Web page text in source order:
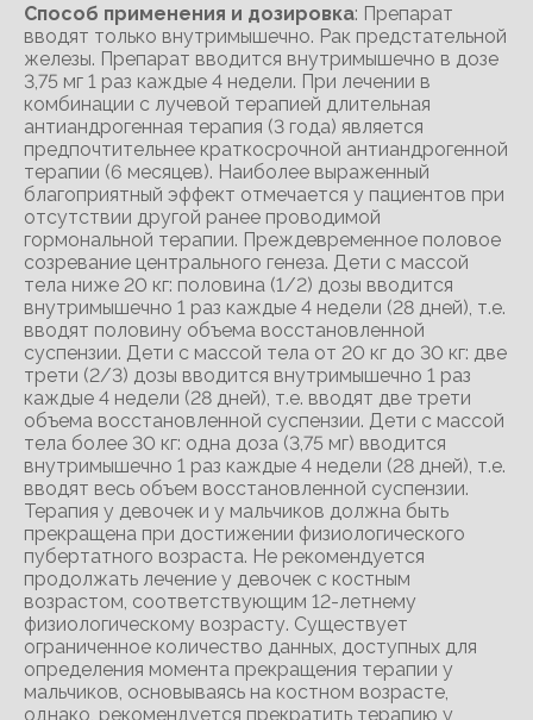
Способ применения и дозировка: Препарат
вводят только внутримышечно. Рак предстательной
железы. Препарат вводится внутримышечно в дозе
3,75 мг 1 раз каждые 4 недели. При лечении в
комбинации с лучевой терапией длительная
антиандрогенная терапия (3 года) является
предпочтительнее краткосрочной антиандрогенной
терапии (6 месяцев). Наиболее выраженный
благоприятный эффект отмечается у пациентов при
отсутствии другой ранее проводимой
гормональной терапии. Преждевременное половое
созревание центрального генеза. Дети с массой
тела ниже 20 кг: половина (1/2) дозы вводится
внутримышечно 1 раз каждые 4 недели (28 дней), т.е.
вводят половину объема восстановленной
суспензии. Дети с массой тела от 20 кг до 30 кг: две
трети (2/3) дозы вводится внутримышечно 1 раз
каждые 4 недели (28 дней), т.е. вводят две трети
объема восстановленной суспензии. Дети с массой
тела более 30 кг: одна доза (3,75 мг) вводится
внутримышечно 1 раз каждые 4 недели (28 дней), т.е.
вводят весь объем восстановленной суспензии.
Терапия у девочек и у мальчиков должна быть
прекращена при достижении физиологического
пубертатного возраста. Не рекомендуется
продолжать лечение у девочек с костным
возрастом, соответствующим 12-летнему
физиологическому возрасту. Существует
ограниченное количество данных, доступных для
определения момента прекращения терапии у
мальчиков, основываясь на костном возрасте,
однако, рекомендуется прекратить терапию у